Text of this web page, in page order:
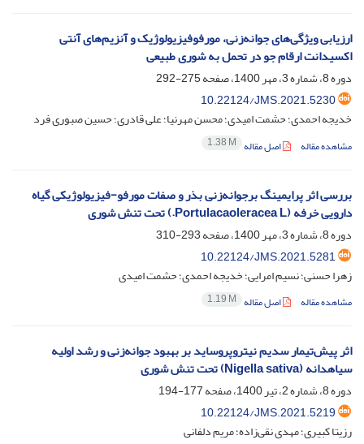
ارزیابی ویژگی‌های جوانه‌زنی، مورفوفیزیولوژیک و آنزیم‌های آنتی
اکسیدانت ارقام جو در تحمل به شوری طبیعی
دوره 8، شماره 3، مهر 1400، صفحه
275-292
10.22124/JMS.2021.5230
خدیجه احمدی؛ حشمت امیدی؛ محسن مهرنیا؛ علی قادری؛ حسین صبوری فرد
مشاهده مقاله اصل مقاله 1.38 M
بررسی اثر پرایمینگ برجوانه‌زنی بذر و صفات مورفو-فیزیولوژیکی گیاه
دارویی خرفه (Portulacaoleracea L.) تحت تنش شوری
دوره 8، شماره 3، مهر 1400، صفحه
293-310
10.22124/JMS.2021.5281
زهرا حسنی؛ نسیم امرایی؛ خدیجه احمدی؛ حشمت امیدی
مشاهده مقاله اصل مقاله 1.19 M
اثر پیش‌تیمار سدیم نیتروپروساید بر بهبود جوانه‌زنی و رشد اولیه
سیاهدانه (Nigella sativa) تحت تنش شوری
دوره 8، شماره 2، تیر 1400، صفحه
177-194
10.22124/JMS.2021.5219
رزیتا کبیری؛ مهدی نقی‌زاده؛ مریم دلفانی